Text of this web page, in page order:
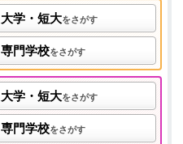
大学・短大をさがす
専門学校をさがす
大学・短大をさがす
専門学校をさがす